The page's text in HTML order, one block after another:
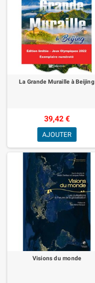
La Grande Muraille à Beijing
39,42 €
AJOUTER
Visions du monde